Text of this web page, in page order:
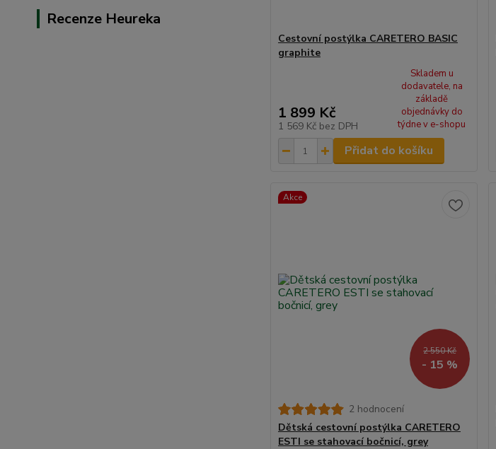
Recenze Heureka
Cestovní postýlka CARETERO BASIC
graphite
1 899 Kč
1 569 Kč bez DPH
Skladem u
dodavatele, na
základě
objednávky do
týdne v e-shopu
Přidat do košíku
Akce
2 550 Kč
- 15 %
2 hodnocení
Dětská cestovní postýlka CARETERO
ESTI se stahovací bočnicí, grey